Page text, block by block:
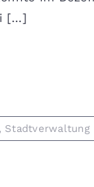
[...]
, Stadtverwaltung